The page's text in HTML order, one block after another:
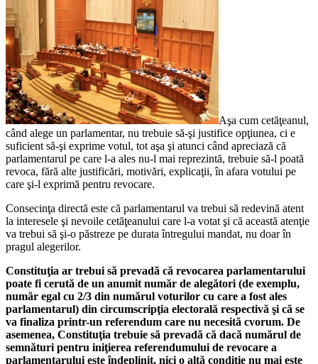
Aşa cum cetăţeanul,
când alege un parlamentar, nu trebuie să-şi justifice opţiunea, ci e
suficient să-şi exprime votul, tot aşa şi atunci când apreciază că
parlamentarul pe care l-a ales nu-l mai reprezintă, trebuie să-l poată
revoca, fără alte justificări, motivări, explicaţii, în afara votului pe
care şi-l exprimă pentru revocare.
Consecinţa directă este că parlamentarul va trebui să redevină atent
la interesele şi nevoile cetăţeanului care l-a votat şi că această atenţie
va trebui să şi-o păstreze pe durata întregului mandat, nu doar în
pragul alegerilor.
Constituţia ar trebui să prevadă că revocarea parlamentarului
poate fi cerută de un anumit număr de alegători (de exemplu,
număr egal cu 2/3 din numărul voturilor cu care a fost ales
parlamentarul) din circumscripţia electorală respectivă şi că se
va finaliza printr-un referendum care nu necesită cvorum. De
asemenea, Constituţia trebuie să prevadă că dacă numărul de
semnături pentru iniţierea referendumului de revocare a
parlamentarului este îndeplinit, nici o altă condiţie nu mai este